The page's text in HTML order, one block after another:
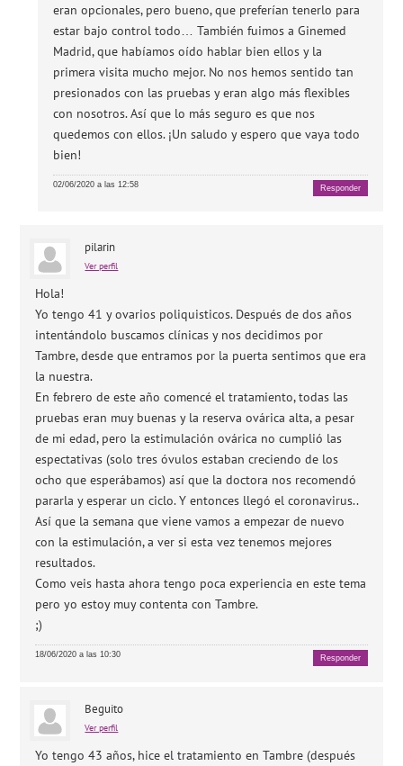
eran opcionales, pero bueno, que preferían tenerlo para
estar bajo control todo… También fuimos a Ginemed
Madrid, que habíamos oído hablar bien ellos y la
primera visita mucho mejor. No nos hemos sentido tan
presionados con las pruebas y eran algo más flexibles
con nosotros. Así que lo más seguro es que nos
quedemos con ellos. ¡Un saludo y espero que vaya todo
bien!
02/06/2020 a las 12:58 Responder
pilarin
Ver perfil
Hola!
Yo tengo 41 y ovarios poliquisticos. Después de dos años
intentándolo buscamos clínicas y nos decidimos por
Tambre, desde que entramos por la puerta sentimos que era
la nuestra.
En febrero de este año comencé el tratamiento, todas las
pruebas eran muy buenas y la reserva ovárica alta, a pesar
de mi edad, pero la estimulación ovárica no cumplió las
espectativas (solo tres óvulos estaban creciendo de los
ocho que esperábamos) así que la doctora nos recomendó
pararla y esperar un ciclo. Y entonces llegó el coronavirus..
Así que la semana que viene vamos a empezar de nuevo
con la estimulación, a ver si esta vez tenemos mejores
resultados.
Como veis hasta ahora tengo poca experiencia en este tema
pero yo estoy muy contenta con Tambre.
;)
18/06/2020 a las 10:30 Responder
Beguito
Ver perfil
Yo tengo 43 años, hice el tratamiento en Tambre (después